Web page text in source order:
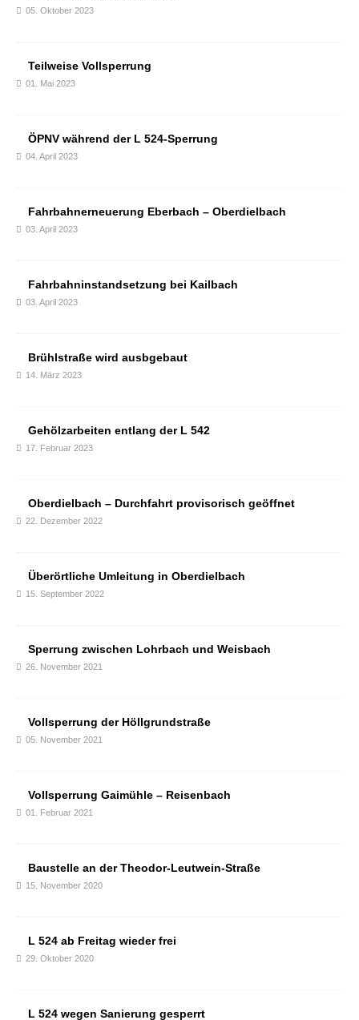
05. Oktober 2023
Teilweise Vollsperrung
01. Mai 2023
ÖPNV während der L 524-Sperrung
04. April 2023
Fahrbahnerneuerung Eberbach – Oberdielbach
03. April 2023
Fahrbahninstandsetzung bei Kailbach
03. April 2023
Brühlstraße wird ausbgebaut
14. März 2023
Gehölzarbeiten entlang der L 542
17. Februar 2023
Oberdielbach – Durchfahrt provisorisch geöffnet
22. Dezember 2022
Überörtliche Umleitung in Oberdielbach
15. September 2022
Sperrung zwischen Lohrbach und Weisbach
26. November 2021
Vollsperrung der Höllgrundstraße
05. November 2021
Vollsperrung Gaimühle – Reisenbach
01. Februar 2021
Baustelle an der Theodor-Leutwein-Straße
15. November 2020
L 524 ab Freitag wieder frei
29. Oktober 2020
L 524 wegen Sanierung gesperrt